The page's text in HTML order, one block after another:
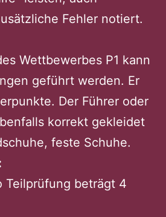
Fehler notiert.
Wettbewerbes P1 kann
geführt werden. Er
Der Führer oder
korrekt gekleidet
feste Schuhe.
Teilprüfung beträgt 4